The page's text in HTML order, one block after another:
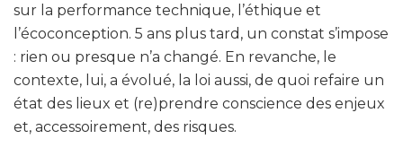
sur la performance technique, l’éthique et
l’écoconception. 5 ans plus tard, un constat s’impose
: rien ou presque n’a changé. En revanche, le
contexte, lui, a évolué, la loi aussi, de quoi refaire un
état des lieux et (re)prendre conscience des enjeux
et, accessoirement, des risques.